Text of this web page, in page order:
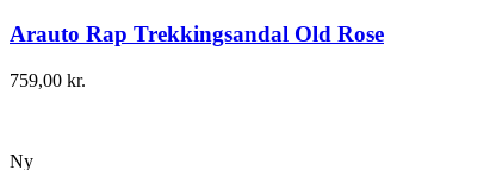
Arauto Rap Trekkingsandal Old Rose
759,00 kr.
Ny